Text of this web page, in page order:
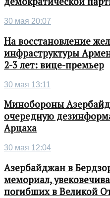
30 мая 20:07
На восстановление
инфраструктуры
2-3 лет: вице-премьер
30 мая 13:11
Минобороны
очередную
Арцаха
30 мая 12:04
Азербайджан в
мемориал,
погибших в Великой